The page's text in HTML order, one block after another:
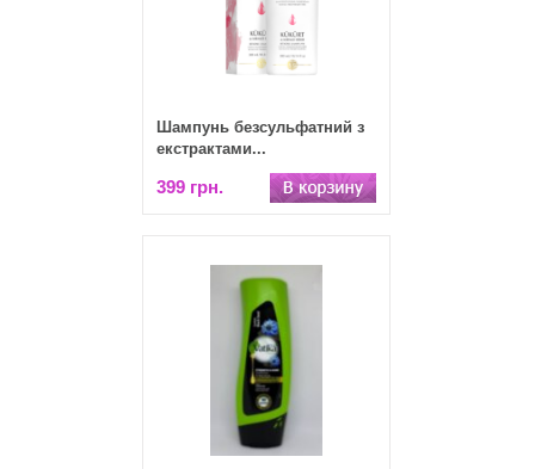
Шампунь безсульфатний з
екстрактами...
399 грн.